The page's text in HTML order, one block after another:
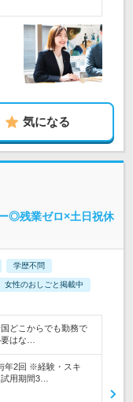
気になる
◎残業ゼロ×土日祝休
学歴不問
女性のおしごと掲載中
どこからでも勤務で
はな…
年2回 ※経験・スキ
用期間3…